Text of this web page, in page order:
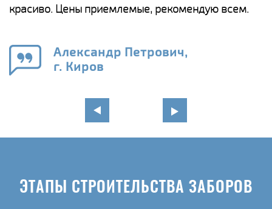
красиво. Цены приемлемые, рекомендую всем.
Александр Петрович,
г. Киров
ЭТАПЫ СТРОИТЕЛЬСТВА ЗАБОРОВ